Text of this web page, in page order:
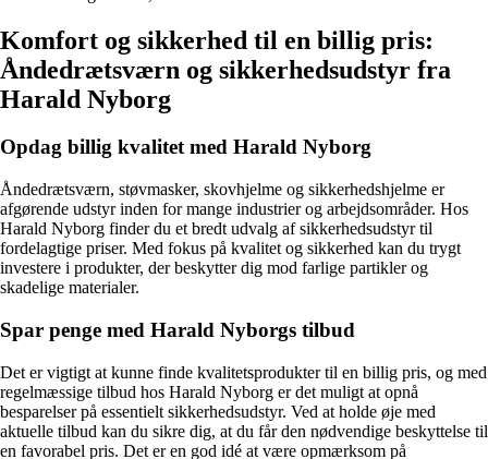
Komfort og sikkerhed til en billig pris:
Åndedrætsværn og sikkerhedsudstyr fra
Harald Nyborg
Opdag billig kvalitet med Harald Nyborg
Åndedrætsværn, støvmasker, skovhjelme og sikkerhedshjelme er
afgørende udstyr inden for mange industrier og arbejdsområder. Hos
Harald Nyborg finder du et bredt udvalg af sikkerhedsudstyr til
fordelagtige priser. Med fokus på kvalitet og sikkerhed kan du trygt
investere i produkter, der beskytter dig mod farlige partikler og
skadelige materialer.
Spar penge med Harald Nyborgs tilbud
Det er vigtigt at kunne finde kvalitetsprodukter til en billig pris, og med
regelmæssige tilbud hos Harald Nyborg er det muligt at opnå
besparelser på essentielt sikkerhedsudstyr. Ved at holde øje med
aktuelle tilbud kan du sikre dig, at du får den nødvendige beskyttelse til
en favorabel pris. Det er en god idé at være opmærksom på